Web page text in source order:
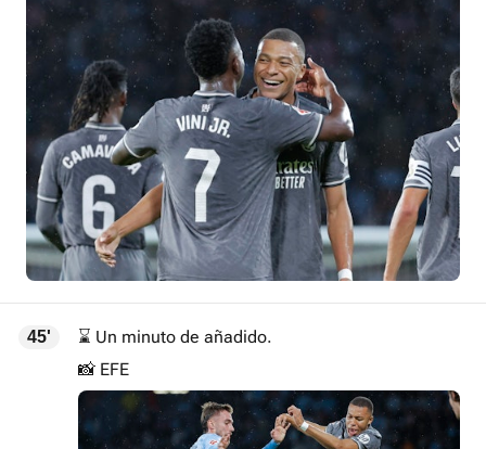
45'
⌛ Un minuto de añadido.
📸 EFE